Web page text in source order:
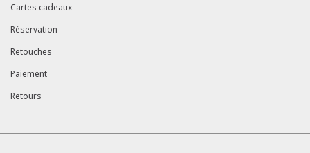
Cartes cadeaux
Réservation
Retouches
Paiement
Retours